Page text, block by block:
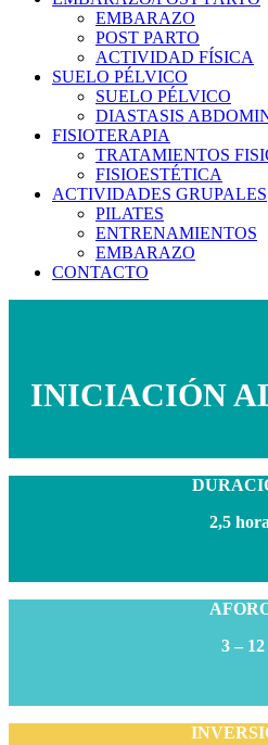
EMBARAZO
POST PARTO
ACTIVIDAD FÍSICA
SUELO PÉLVICO
SUELO PÉLVICO
DIASTASIS
FISIOTERAPIA
TRATAMIENTOS
FISIOESTÉTICA
ACTIVIDADES GRUPALES
PILATES
ENTRENAMIENTOS
EMBARAZO
CONTACTO
INICIACIÓN
2,5
3 – 12